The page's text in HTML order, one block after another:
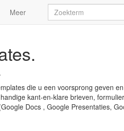
Meer
die u een voorsprong geven
kant-en-klare brieven,
Docs , Google Presentaties,